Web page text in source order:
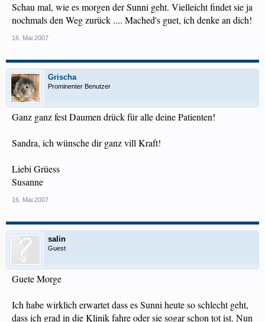
Schau mal, wie es morgen der Sunni geht. Vielleicht findet sie ja
nochmals den Weg zurück .... Mached's guet, ich denke an dich!
16. Mai 2007
Grischa
Prominenter Benutzer
Ganz ganz fest Daumen drück für alle deine Patienten!
Sandra, ich wünsche dir ganz vill Kraft!
Liebi Grüess
Susanne
16. Mai 2007
salin
Guest
Guete Morge
Ich habe wirklich erwartet dass es Sunni heute so schlecht geht,
dass ich grad in die Klinik fahre oder sie sogar schon tot ist. Nun